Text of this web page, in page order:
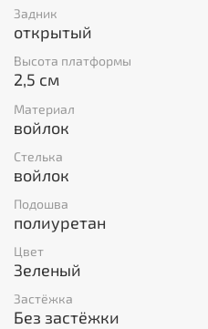
Задник
открытый
Высота платформы
2,5 см
Материал
войлок
Стелька
войлок
Подошва
полиуретан
Цвет
Зеленый
Застёжка
Без застёжки